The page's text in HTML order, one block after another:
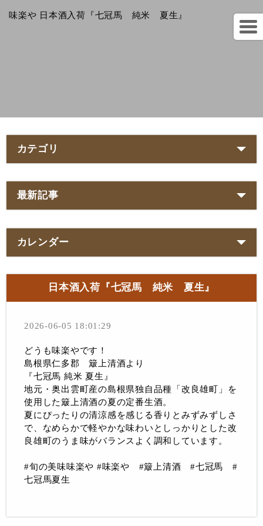
味楽や 日本酒入荷『七冠馬 純米 夏生』
カテゴリ
最新記事
カレンダー
日本酒入荷『七冠馬 純米 夏生』
2026-06-05 18:01:29
どうも味楽やです！
島根県仁多郡 簸上清酒より
『七冠馬 純米 夏生』
地元・奥出雲町産の島根県独自品種「改良雄町」を
使用した簸上清酒の夏の定番生酒。
夏にぴったりの清涼感を感じる香りとみずみずしさ
で、なめらかで軽やかな味わいとしっかりとした改
良雄町のうま味がバランスよく調和しています。
#旬の美味味楽や #味楽や #簸上清酒 #七冠馬 #
七冠馬夏生